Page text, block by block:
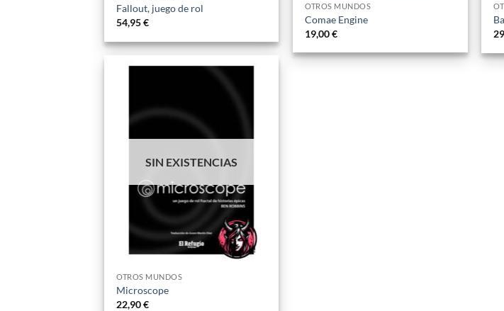
Fallout, juego de rol
54,95€
OTROS MUNDOS
Comae Engine
19,00€
de
SIN EXISTENCIAS
OTROS MUNDOS
Microscope
22,90€